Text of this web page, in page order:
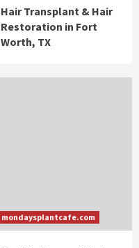
Hair Transplant & Hair
Restoration in Fort
Worth, TX
mondaysplantcafe.com